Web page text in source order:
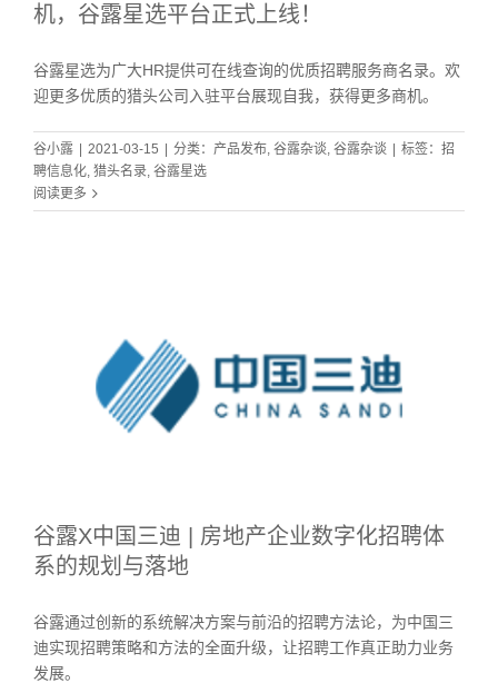
机，谷露星选平台正式上线！
谷露星选为广大HR提供可在线查询的优质招聘服务商名录。欢
迎更多优质的猎头公司入驻平台展现自我，获得更多商机。
谷小露 | 2021-03-15 | 分类： 产品发布 谷露杂谈 谷露杂谈 | 标签： 招
聘信息化 猎头名录 谷露星选
阅读更多
谷露X中国三迪 | 房地产企业数字化招聘体
系的规划与落地
谷露通过创新的系统解决方案与前沿的招聘方法论，为中国三
迪实现招聘策略和方法的全面升级，让招聘工作真正助力业务
发展。